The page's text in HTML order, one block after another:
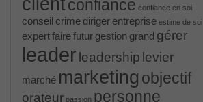
confiance confiance en soi
conseil crime diriger entreprise estime de soi
expertfairefutur gestion grand gérer
leader leadership levier
marché marketing objectif
orateur passion personne